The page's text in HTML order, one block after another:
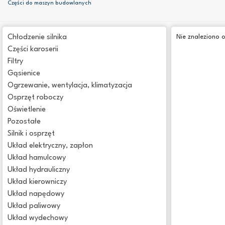
Części do maszyn budowlanych
Chłodzenie silnika
Części karoserii
Filtry
Gąsienice
Ogrzewanie, wentylacja, klimatyzacja
Osprzęt roboczy
Oświetlenie
Pozostałe
Silnik i osprzęt
Układ elektryczny, zapłon
Układ hamulcowy
Układ hydrauliczny
Układ kierowniczy
Układ napędowy
Układ paliwowy
Układ wydechowy
Nie znaleziono